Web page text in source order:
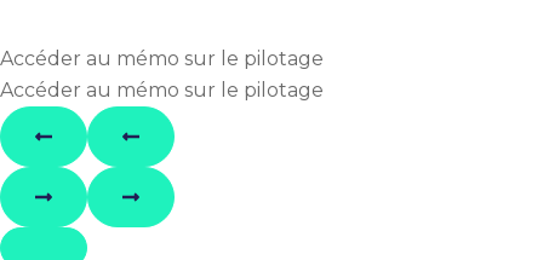
Accéder au mémo sur le pilotage
Accéder au mémo sur le pilotage